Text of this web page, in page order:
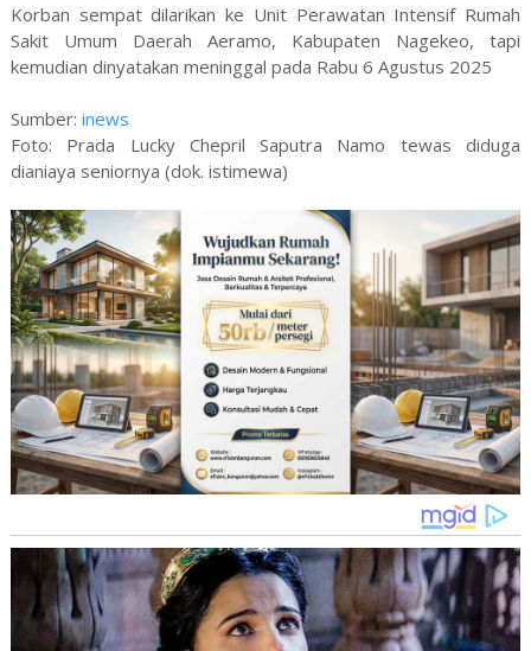
Korban sempat dilarikan ke Unit Perawatan Intensif Rumah
Sakit Umum Daerah Aeramo, Kabupaten Nagekeo, tapi
kemudian dinyatakan meninggal pada Rabu 6 Agustus 2025
Sumber: inews
Foto: Prada Lucky Chepril Saputra Namo tewas diduga
dianiaya seniornya (dok. istimewa)